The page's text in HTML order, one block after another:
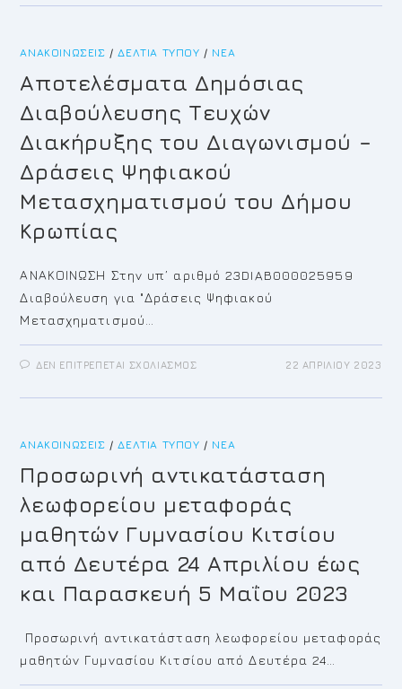
ΤΗΣ
ΣΤΑ
ΟΤ3025-
ΚΧ3026-
ΚΧ3036
ΤΗΣ
Γ’
ΓΕΙΤΟΝΙΑΣ
ΠΕΡΙΟΧΗΣ
ΑΓΙΑΣ
ΜΑΡΙΝΑΣ
ΑΝΑΚΟΙΝΏΣΕΙΣ /ΔΕΛΤΊΑ ΤΎΠΟΥ / ΝΈΑ
Αποτελέσματα Δημόσιας
Διαβούλευσης Τευχών
Διακήρυξης του Διαγωνισμού –
Δράσεις Ψηφιακού
Μετασχηματισμού του Δήμου
Κρωπίας
ΑΝΑΚΟΙΝΩΣΗ Στην υπ’ αριθμό 23DIAB000025959
Διαβούλευση για "Δράσεις Ψηφιακού
Μετασχηματισμού…
ΔΕΝ ΕΠΙΤΡΈΠΕΤΑΙ ΣΧΟΛΙΑΣΜΌΣΣΤΟ
ΔΙΑΒΟΎΛΕΥΣΗΣ
ΔΙΑΓΩΝΙΣΜΟΎ
ΔΡΆΣΕΙΣ
ΨΗΦΙΑΚΟΎ
ΜΕΤΑΣΧΗΜΑΤΙΣΜΟΎ
ΤΟΥ
ΔΉΜΟΥ
ΚΡΩΠΊΑΣ
22 ΑΠΡΙΛΊΟΥ 2023
ΑΝΑΚΟΙΝΏΣΕΙΣ /ΔΕΛΤΊΑ ΤΎΠΟΥ / ΝΈΑ
Προσωρινή αντικατάσταση
λεωφορείου μεταφοράς
μαθητών Γυμνασίου Κιτσίου
από Δευτέρα 24 Απριλίου έως
και Παρασκευή 5 Μαΐου 2023
Προσωρινή αντικατάσταση λεωφορείου μεταφοράς
μαθητών Γυμνασίου Κιτσίου από Δευτέρα 24…